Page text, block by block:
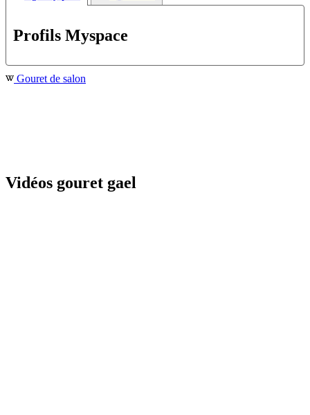
Profils Myspace
Gouret de salon
Vidéos gouret gael